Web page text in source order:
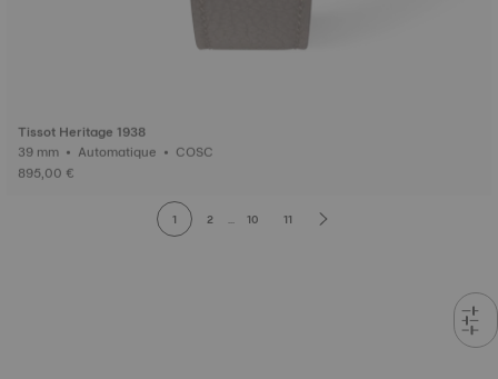
Tissot Heritage 1938
39 mm • Automatique • COSC
895,00 €
1 2 ... 10 11